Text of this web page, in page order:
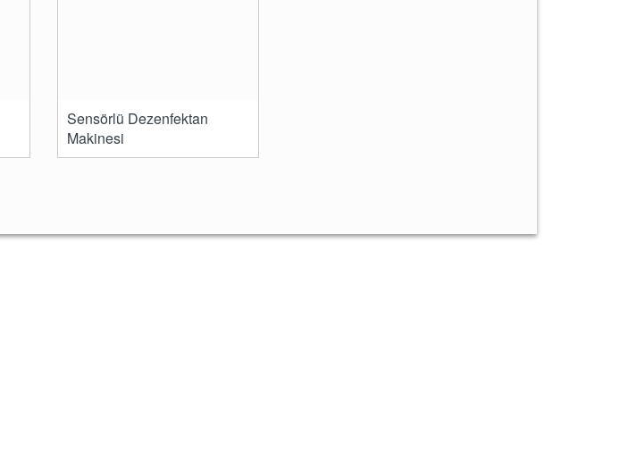
Sensörlü Dezenfektan
Makinesi